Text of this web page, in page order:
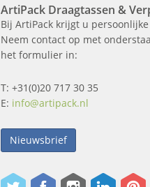
ArtiPack Draagtassen &
Bij ArtiPack krijgt u
Neem contact op met
het formulier in:
T: +31(0)20 717 30 35
E: info@artipack.nl
Nieuwsbrief